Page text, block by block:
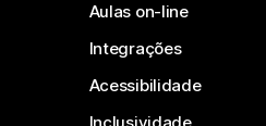
Aulas on-line
Integrações
Acessibilidade